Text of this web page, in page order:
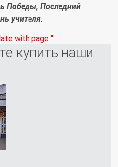
Победы, Последний
учителя.
with page ''
купить наши